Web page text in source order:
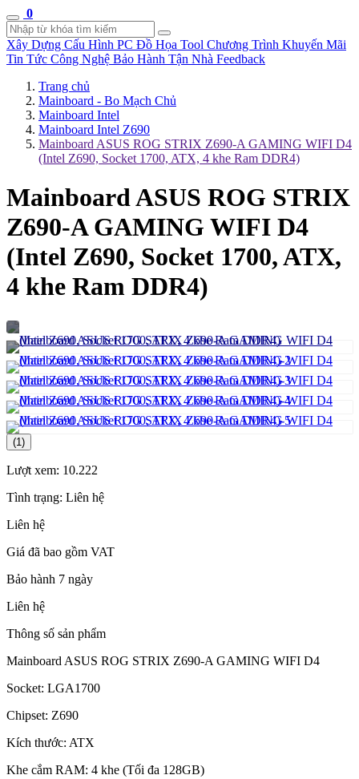
0
Xây Dựng Cấu Hình PC Đồ Họa Tool Chương Trình Khuyến Mãi
Tin Tức Công Nghệ Bảo Hành Tận Nhà Feedback
Trang chủ
Mainboard - Bo Mạch Chủ
Mainboard Intel
Mainboard Intel Z690
Mainboard ASUS ROG STRIX Z690-A GAMING WIFI D4
(Intel Z690, Socket 1700, ATX, 4 khe Ram DDR4)
Mainboard ASUS ROG STRIX
Z690-A GAMING WIFI D4
(Intel Z690, Socket 1700, ATX,
4 khe Ram DDR4)
(1)
Lượt xem: 10.222
Tình trạng: Liên hệ
Liên hệ
Giá đã bao gồm VAT
Bảo hành 7 ngày
Liên hệ
Thông số sản phẩm
Mainboard ASUS ROG STRIX Z690-A GAMING WIFI D4
Socket: LGA1700
Chipset: Z690
Kích thước: ATX
Khe cắm RAM: 4 khe (Tối đa 128GB)